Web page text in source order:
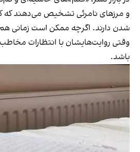
و مرزهای نامرئی‌ تشخیص می‌دهند که
شدن دارند. اگرچه ممکن است زمانی هم
وقتی روایت‌هایشان با انتظارات
باشد.